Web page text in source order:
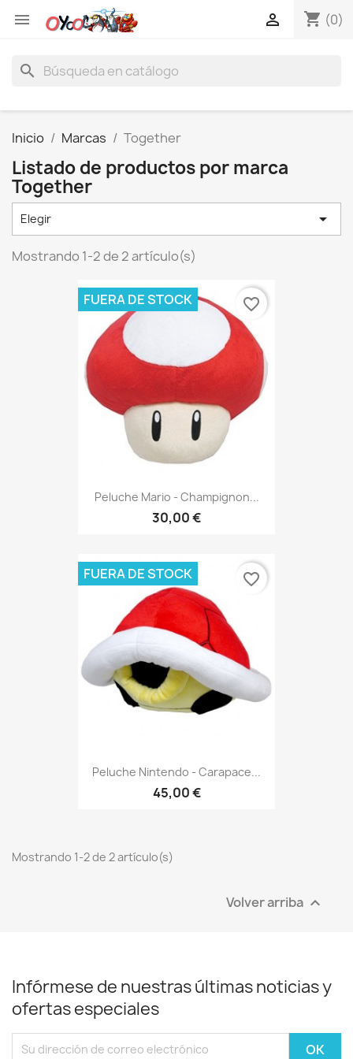
 shopping_cart (0)

search
Inicio Marcas Together
Listado de productos por marca
Together
Elegir 
Mostrando 1-2 de 2 artículo(s)
Peluche Mario - Champignon...
30,00 €
FUERA DE STOCK favorite_border
Peluche Nintendo - Carapace...
45,00 €
FUERA DE STOCK favorite_border
Mostrando 1-2 de 2 artículo(s)
Volver arriba 
Infórmese de nuestras últimas noticias y
ofertas especiales